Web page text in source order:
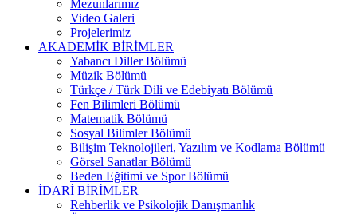
Mezunlarımız
Video Galeri
Projelerimiz
AKADEMİK BİRİMLER
Yabancı Diller Bölümü
Müzik Bölümü
Türkçe / Türk Dili ve Edebiyatı Bölümü
Fen Bilimleri Bölümü
Matematik Bölümü
Sosyal Bilimler Bölümü
Bilişim Teknolojileri, Yazılım ve Kodlama Bölümü
Görsel Sanatlar Bölümü
Beden Eğitimi ve Spor Bölümü
İDARİ BİRİMLER
Rehberlik ve Psikolojik Danışmanlık